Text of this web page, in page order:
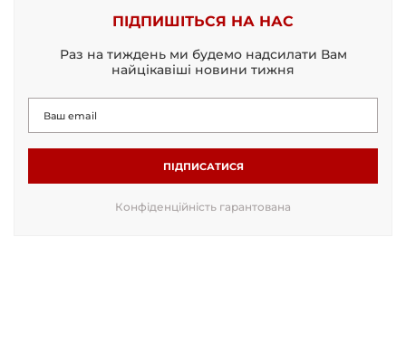
ПІДПИШІТЬСЯ НА НАС
Раз на тиждень ми будемо надсилати Вам
найцікавіші новини тижня
ПІДПИСАТИСЯ
Конфіденційність гарантована